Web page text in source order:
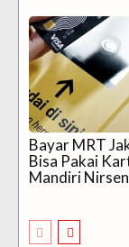
Bayar MRT
Bisa Pakai
Mandiri